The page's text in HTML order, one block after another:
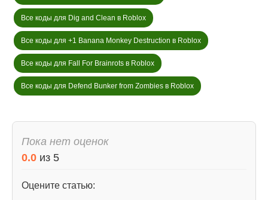
Все коды для Dig and Clean в Roblox
Все коды для +1 Banana Monkey Destruction в Roblox
Все коды для Fall For Brainrots в Roblox
Все коды для Defend Bunker from Zombies в Roblox
Пока нет оценок
0.0 из 5
Оцените статью: